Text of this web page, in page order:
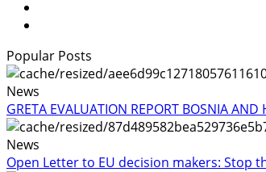
Popular Posts
News
GRETA EVALUATION REPORT BOSNIA AND
News
Open Letter to EU decision makers: Stop